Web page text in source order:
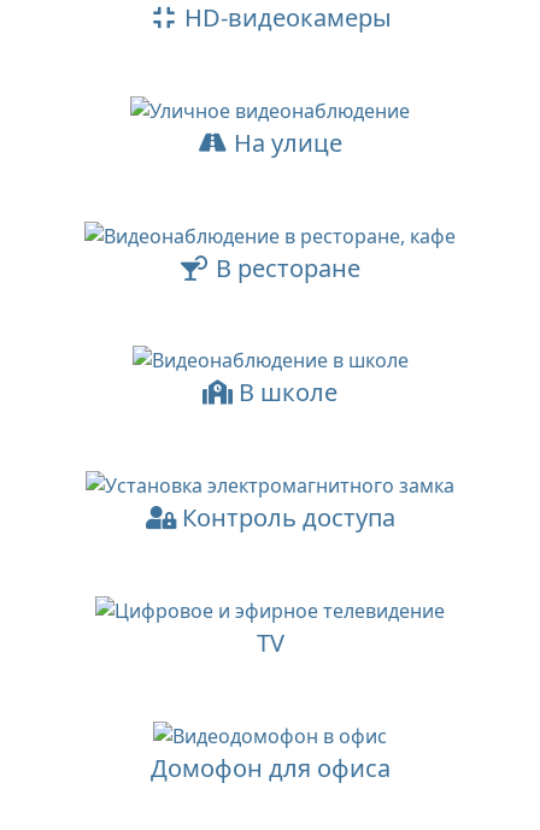
HD-видеокамеры
На улице
В ресторане
В школе
Контроль доступа
TV
Домофон для офиса